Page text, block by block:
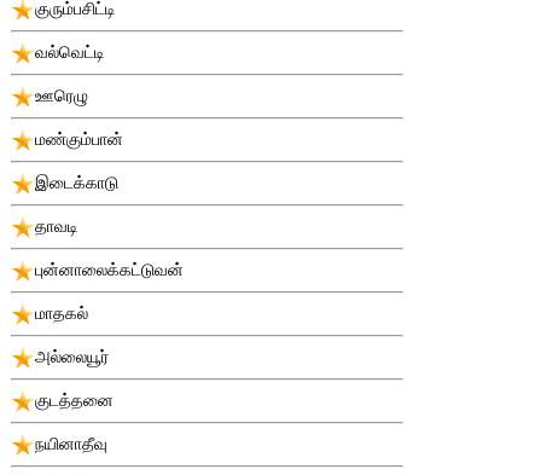
குரும்பசிட்டி
வல்வெட்டி
ஊரெழு
மண்கும்பான்
இடைக்காடு
தாவடி
புன்னாலைக்கட்டுவன்
மாதகல்
அல்லையூர்
குடத்தனை
நயினாதீவு